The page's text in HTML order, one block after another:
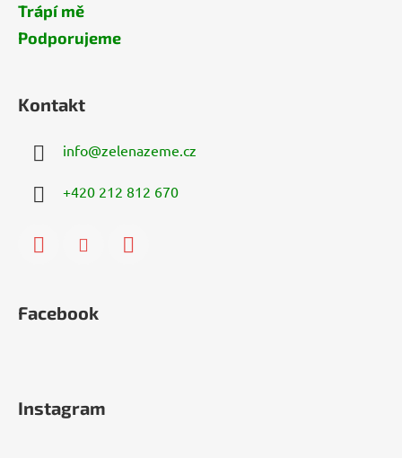
Trápí mě
Podporujeme
Kontakt
info@zelenazeme.cz
+420 212 812 670
Facebook
Instagram